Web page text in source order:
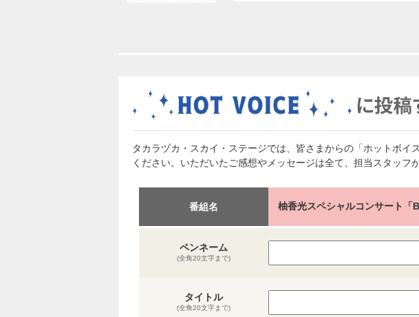
タカラヅカ・スカイ・ステージでは、皆さまからの「ホットボ
ください。いただいたご感想やメッセージは全て、担当スタッフ
番組名 柚香光スペシャルコンサート「
ペンネーム
(全角20文字まで)
タイトル
(全角20文字まで)